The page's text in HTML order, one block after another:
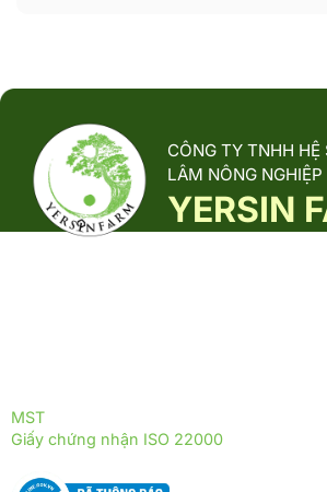
CÔNG TY TNHH HỆ
LÂM NÔNG NGHIỆP
YERSIN
MST: 0317255399
Giấy chứng nhận ISO 22000: 2018 -